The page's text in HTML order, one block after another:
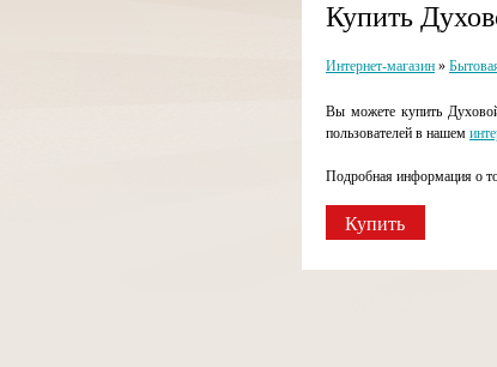
Купить
Интернет-магазин»
Вы можете купить
пользователей в нашем
Подробная информация о
Купить